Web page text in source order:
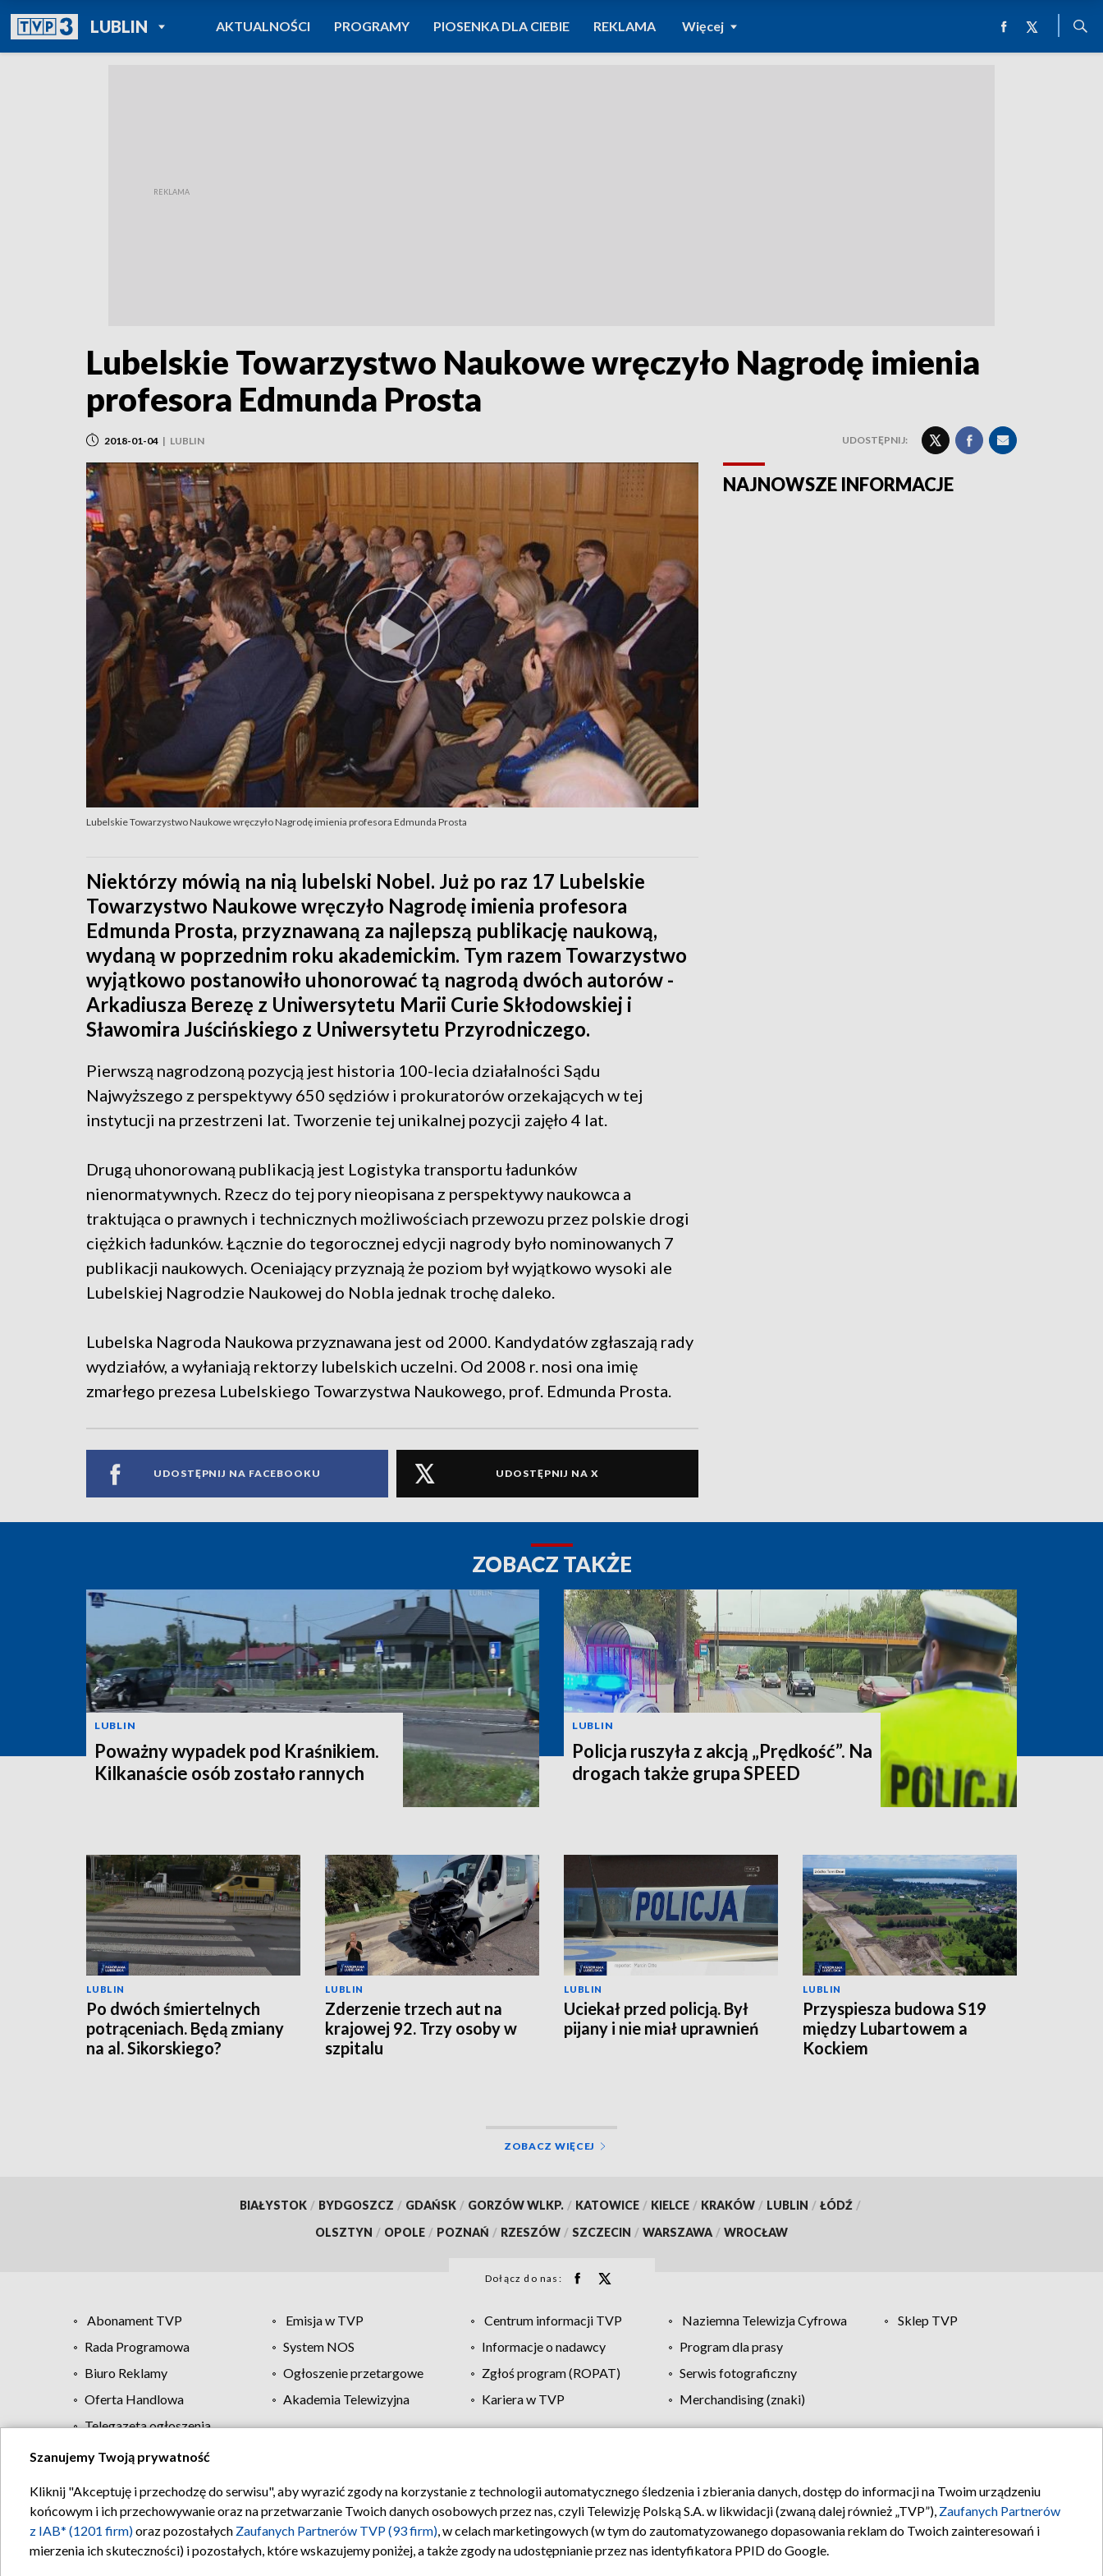
LUBLINPOWRÓT DO
TVP REGIONY
AKTUALNOŚCI PROGRAMY PIOSENKA DLA CIEBIE REKLAMA Więcej
Lubelskie Towarzystwo Naukowe wręczyło Nagrodę imienia
profesora Edmunda Prosta
2018-01-04 | LUBLIN UDOSTĘPNIJ:
Lubelskie Towarzystwo Naukowe wręczyło Nagrodę imienia profesora Edmunda Prosta
Niektórzy mówią na nią lubelski Nobel. Już po raz 17 Lubelskie
Towarzystwo Naukowe wręczyło Nagrodę imienia profesora
Edmunda Prosta, przyznawaną za najlepszą publikację naukową,
wydaną w poprzednim roku akademickim. Tym razem Towarzystwo
wyjątkowo postanowiło uhonorować tą nagrodą dwóch autorów -
Arkadiusza Berezę z Uniwersytetu Marii Curie Skłodowskiej i
Sławomira Juścińskiego z Uniwersytetu Przyrodniczego.
Pierwszą nagrodzoną pozycją jest historia 100-lecia działalności Sądu
Najwyższego z perspektywy 650 sędziów i prokuratorów orzekających w tej
instytucji na przestrzeni lat. Tworzenie tej unikalnej pozycji zajęło 4 lat.
Drugą uhonorowaną publikacją jest Logistyka transportu ładunków
nienormatywnych. Rzecz do tej pory nieopisana z perspektywy naukowca a
traktująca o prawnych i technicznych możliwościach przewozu przez polskie drogi
ciężkich ładunków. Łącznie do tegorocznej edycji nagrody było nominowanych 7
publikacji naukowych. Oceniający przyznają że poziom był wyjątkowo wysoki ale
Lubelskiej Nagrodzie Naukowej do Nobla jednak trochę daleko.
Lubelska Nagroda Naukowa przyznawana jest od 2000. Kandydatów zgłaszają rady
wydziałów, a wyłaniają rektorzy lubelskich uczelni. Od 2008 r. nosi ona imię
zmarłego prezesa Lubelskiego Towarzystwa Naukowego, prof. Edmunda Prosta.
UDOSTĘPNIJ NA FACEBOOKU UDOSTĘPNIJ NA X
NAJNOWSZE INFORMACJE
ZOBACZ TAKŻE
LUBLIN
Poważny wypadek pod Kraśnikiem.
Kilkanaście osób zostało rannych
LUBLIN
Policja ruszyła z akcją „Prędkość”. Na
drogach także grupa SPEED
LUBLIN
Po dwóch śmiertelnych
potrąceniach. Będą zmiany
na al. Sikorskiego?
LUBLIN
Zderzenie trzech aut na
krajowej 92. Trzy osoby w
szpitalu
LUBLIN
Uciekał przed policją. Był
pijany i nie miał uprawnień
LUBLIN
Przyspiesza budowa S19
między Lubartowem a
Kockiem
ZOBACZ WIĘCEJ
BIAŁYSTOK / BYDGOSZCZ / GDAŃSK / GORZÓW WLKP. / KATOWICE / KIELCE / KRAKÓW / LUBLIN / ŁÓDŹ /
OLSZTYN / OPOLE / POZNAŃ / RZESZÓW / SZCZECIN / WARSZAWA / WROCŁAW
Dołącz do nas:
Abonament TVP Emisja w TVP Centrum informacji TVP Naziemna Telewizja Cyfrowa
Sklep TVP
Rada Programowa
System NOS Informacje o nadawcy
Program dla prasy
Biuro Reklamy
Ogłoszenie przetargowe Zgłoś program (ROPAT)
Serwis fotograficzny
Oferta Handlowa
Akademia Telewizyjna Kariera w TVP
Merchandising (znaki)
Telegazeta ogłoszenia
Regulamin TVP Polityka prywatności Moje zgody Pomoc Biuro reklamy Kontakt
Szanujemy Twoją prywatność
Kliknij "Akceptuję i przechodzę do serwisu", aby wyrazić zgody na korzystanie z technologii automatycznego śledzenia i zbierania danych, dostęp do informacji na Twoim urządzeniu
końcowym i ich przechowywanie oraz na przetwarzanie Twoich danych osobowych przez nas, czyli Telewizję Polską S.A. w likwidacji (zwaną dalej również „TVP”), Zaufanych Partnerów
z IAB* (1201 firm)oraz pozostałych Zaufanych Partnerów TVP (93 firm), w celach marketingowych (w tym do zautomatyzowanego dopasowania reklam do Twoich zainteresowań i
mierzenia ich skuteczności) i pozostałych, które wskazujemy poniżej, a także zgody na udostępnianie przez nas identyfikatora PPID do Google.